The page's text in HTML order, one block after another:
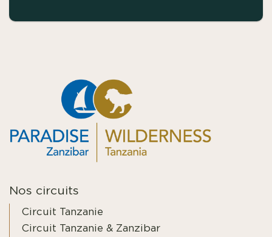
Nos circuits
Circuit Tanzanie
Circuit Tanzanie & Zanzibar